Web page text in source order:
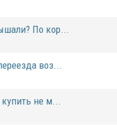
По кор...
воз...
не м...